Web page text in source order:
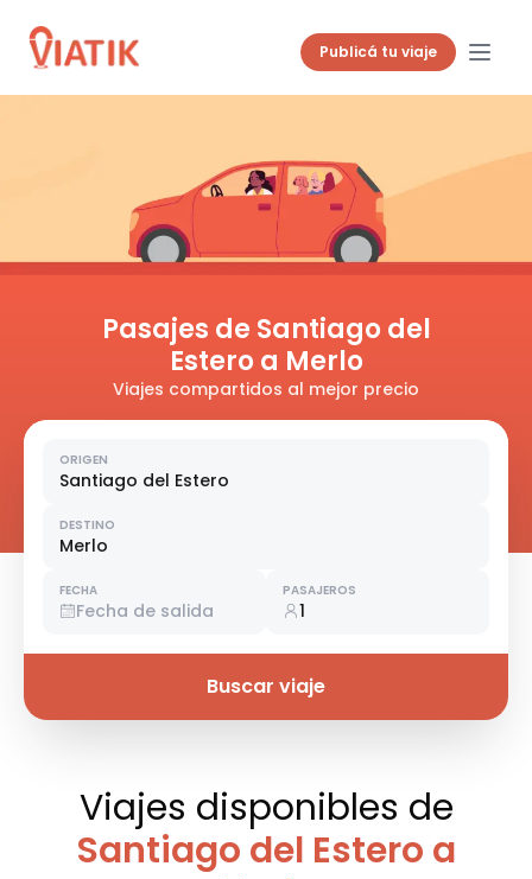
Publicá tu viaje
Pasajes de Santiago del
Estero a Merlo
Viajes compartidos al mejor precio
ORIGEN
Santiago del Estero
DESTINO
Merlo
FECHA
Fecha de salida
PASAJEROS
1
Buscar viaje
Viajes disponibles de
Santiago del Estero a